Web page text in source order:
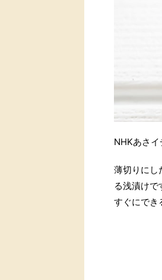
NHKあさ
薄切りにし
る浅漬けで
すぐにでき